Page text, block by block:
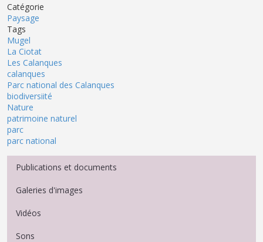
Catégorie
Paysage
Tags
Mugel
La Ciotat
Les Calanques
calanques
Parc national des Calanques
biodiversiité
Nature
patrimoine naturel
parc
parc national
Menu Médiathèque
Publications et documents
Galeries d'images
Vidéos
Sons